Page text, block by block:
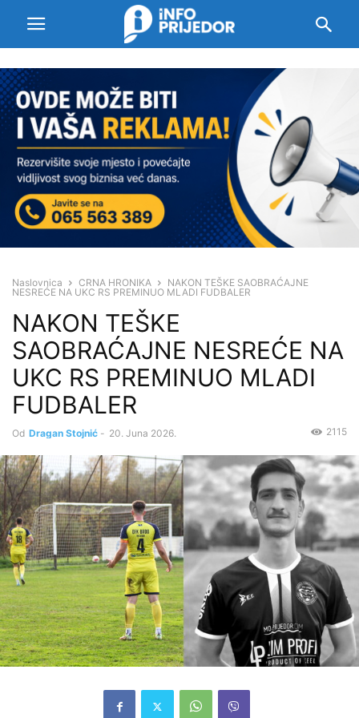
Naslovnica CRNA HRONIKA
NAKON TEŠKE SAOBRAĆAJNE
NESREĆE NA UKC RS PREMINUO MLADI FUDBALER
NAKON TEŠKE
SAOBRAĆAJNE NESREĆE NA
UKC RS PREMINUO MLADI
FUDBALER
Od Dragan Stojnić - 20. Juna 2026. 2115